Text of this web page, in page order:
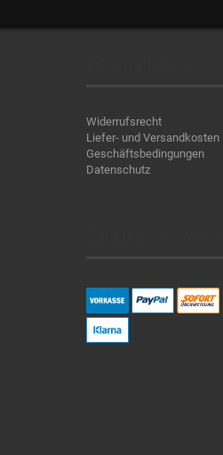
Widerrufsrecht
Liefer- und Versandkosten
Geschäftsbedingungen
Datenschutz